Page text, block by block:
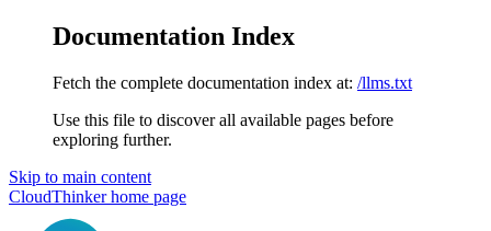
Documentation Index
Fetch the complete documentation index at: /llms.txt
Use this file to discover all available pages before
exploring further.
Skip to main content
CloudThinkerhome page